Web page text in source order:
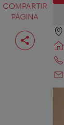
COMPARTIR
PÁGINA
Compartir
página